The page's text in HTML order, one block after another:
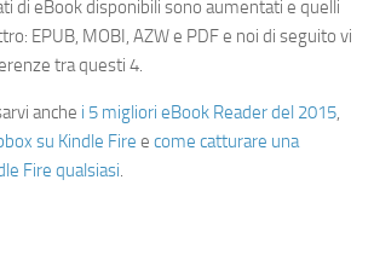
di eBook disponibili sono aumentati e quelli
EPUB, MOBI, AZW e PDF e noi di seguito vi
tra questi 4.
anche i 5 migliori eBook Reader del 2015
su Kindle Fire e come catturare una
Fire qualsiasi